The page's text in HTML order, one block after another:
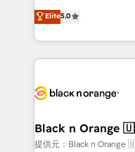
impact of your
detailed financial
embark on a
business up for long-
business. If not now,
DIGITALISIM, nous
réussite des
le marketing digital,
pourquoi, nos
référencement, votre
projet HubSpot avec
migration et
Elite5.0
Black n
提供元：Black n